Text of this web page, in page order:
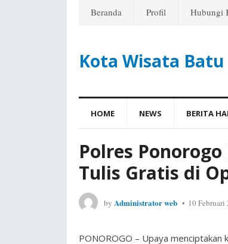
Beranda Profil Hubungi
Kota Wisata
HOME NEWS BERITA
Polres
Tulis Gratis di
by Administrator web 10 Februari
PONOROGO – Upaya